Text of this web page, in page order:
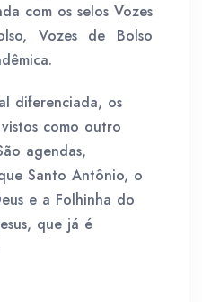
com os selos Vozes
Vozes de Bolso
diferenciada, os
como outro
agendas,
Santo Antônio, o
e a Folhinha do
que já é